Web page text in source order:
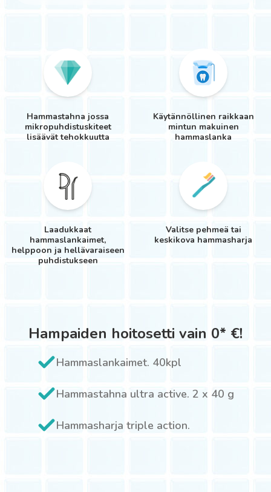
Hammastahna jossa
mikropuhdistuskiteet
lisäävät tehokkuutta
Käytännöllinen raikkaan
mintun makuinen
hammaslanka
Laadukkaat
hammaslankaimet,
helppoon ja hellävaraiseen
puhdistukseen
Valitse pehmeä tai
keskikova hammasharja
Hampaiden hoitosetti vain 0* €!
Hammaslankaimet. 40kpl
Hammastahna ultra active. 2 x 40 g
Hammasharja triple action.